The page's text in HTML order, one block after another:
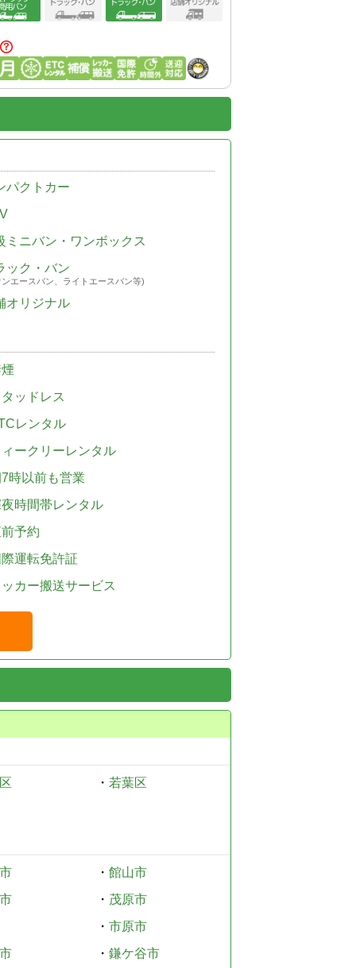
パクトカー
ミニバン・ワンボックス
ック・バン
エースバン、ライトエースバン等)
オリジナル
ッドレス
レンタル
ークリーレンタル
時以前も営業
時間帯レンタル
予約
運転免許証
カー搬送サービス
・ 若葉区
・ 館山市
・ 茂原市
・ 市原市
・ 鎌ケ谷市